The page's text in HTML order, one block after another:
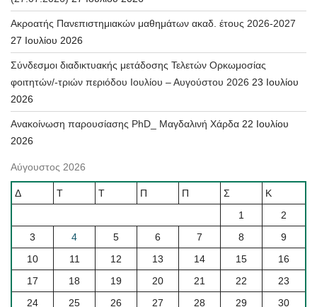
Ακροατής Πανεπιστημιακών μαθημάτων ακαδ. έτους 2026-2027
27 Ιουλίου 2026
Σύνδεσμοι διαδικτυακής μετάδοσης Τελετών Ορκωμοσίας
φοιτητών/-τριών περιόδου Ιουλίου – Αυγούστου 2026 23 Ιουλίου
2026
Ανακοίνωση παρουσίασης PhD_ Μαγδαλινή Χάρδα 22 Ιουλίου
2026
Αύγουστος 2026
Δ Τ Τ Π Π Σ
Κ
1
2
3
4 5 6 7 8
9
10
11 12 13 14 15
16
17
18 19 20 21 22
23
24
25 26 27 28 29
30